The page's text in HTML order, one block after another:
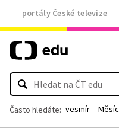
portály České televize
Často hledáte: vesmír Měsíc